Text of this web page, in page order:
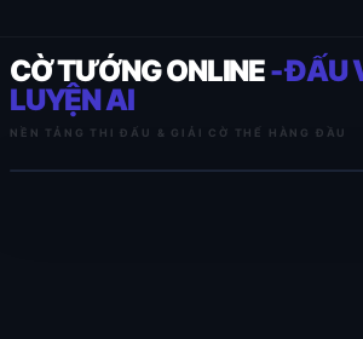
CỜ TƯỚNG ONLINE- ĐẤU
LUYỆN AI
NỀN TẢNG THI ĐẤU & GIẢI CỜ THẾ HÀNG ĐẦU